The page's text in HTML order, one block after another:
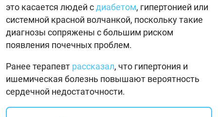
это касается людей сдиабетом, гипертонией или
системной красной волчанкой, поскольку такие
диагнозы сопряжены с большим риском
появления почечных проблем.
Ранее терапевт рассказал, что гипертония и
ишемическая болезнь повышают вероятность
сердечной недостаточности.